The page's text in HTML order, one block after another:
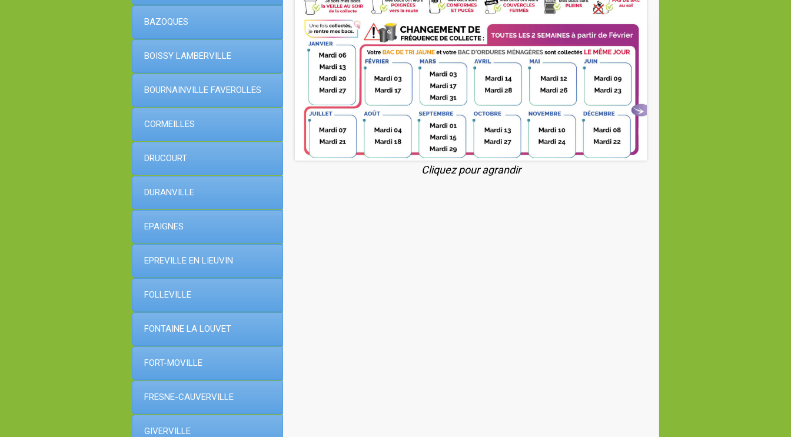
BAZOQUES
BOISSY LAMBERVILLE
BOURNAINVILLE FAVEROLLES
CORMEILLES
DRUCOURT
DURANVILLE
EPAIGNES
EPREVILLE EN LIEUVIN
FOLLEVILLE
FONTAINE LA LOUVET
FORT-MOVILLE
FRESNE-CAUVERVILLE
GIVERVILLE
Cliquez pour agrandir